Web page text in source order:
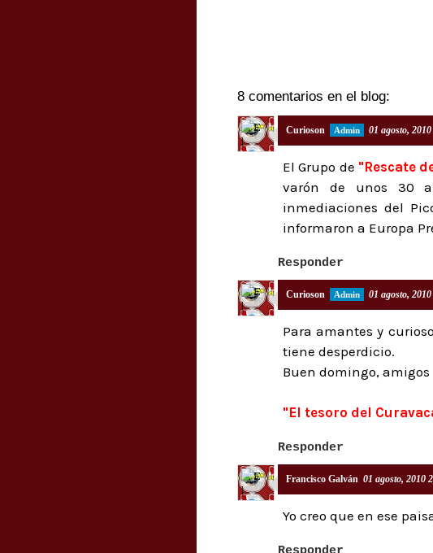
8 comentarios en el blog:
Curioson 01 agosto,
El Grupo de "Rescate
varón de unos 30
inmediaciones del
informaron a Europa
Responder
Curioson 01 agosto,
Para amantes y
tiene desperdicio.
Buen domingo, amigos
"El tesoro del
Responder
Francisco Galván 01 agosto, 2010
Yo creo que en ese